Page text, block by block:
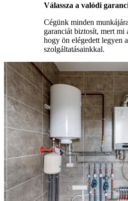
Válassza a valódi
Cégünk minden
garanciát biztosít, mert mi
hogy ön elégedett legyen a
szolgáltatásainkkal.